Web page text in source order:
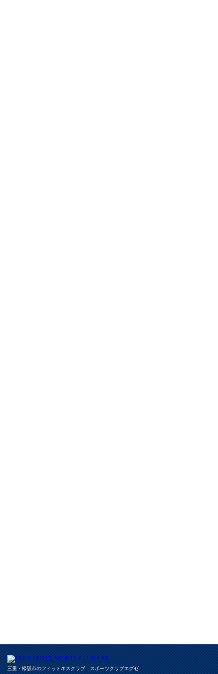
三重・松阪市のフィットネスクラブ スポーツクラブエグゼ